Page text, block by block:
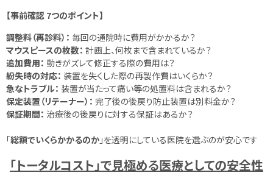
【事前確認 7つのポイント】
調整料（再診料）： 毎回の通院時に費用がかかるか？
マウスピースの枚数： 計画上、何枚まで含まれているか？
追加費用： 動きがズレて修正する際の費用は？
紛失時の対応： 装置を失くした際の再製作費はいくらか？
急なトラブル： 装置が当たって痛い等の処置料は含まれるか？
保定装置（リテーナー）： 完了後の後戻り防止装置は別料金か？
保証期間： 治療後の後戻りに対する保証はあるか？
「総額でいくらかかるのか 」を透明にしている医院を選ぶのが安心です
「トータルコスト」で見極める医療としての安全性